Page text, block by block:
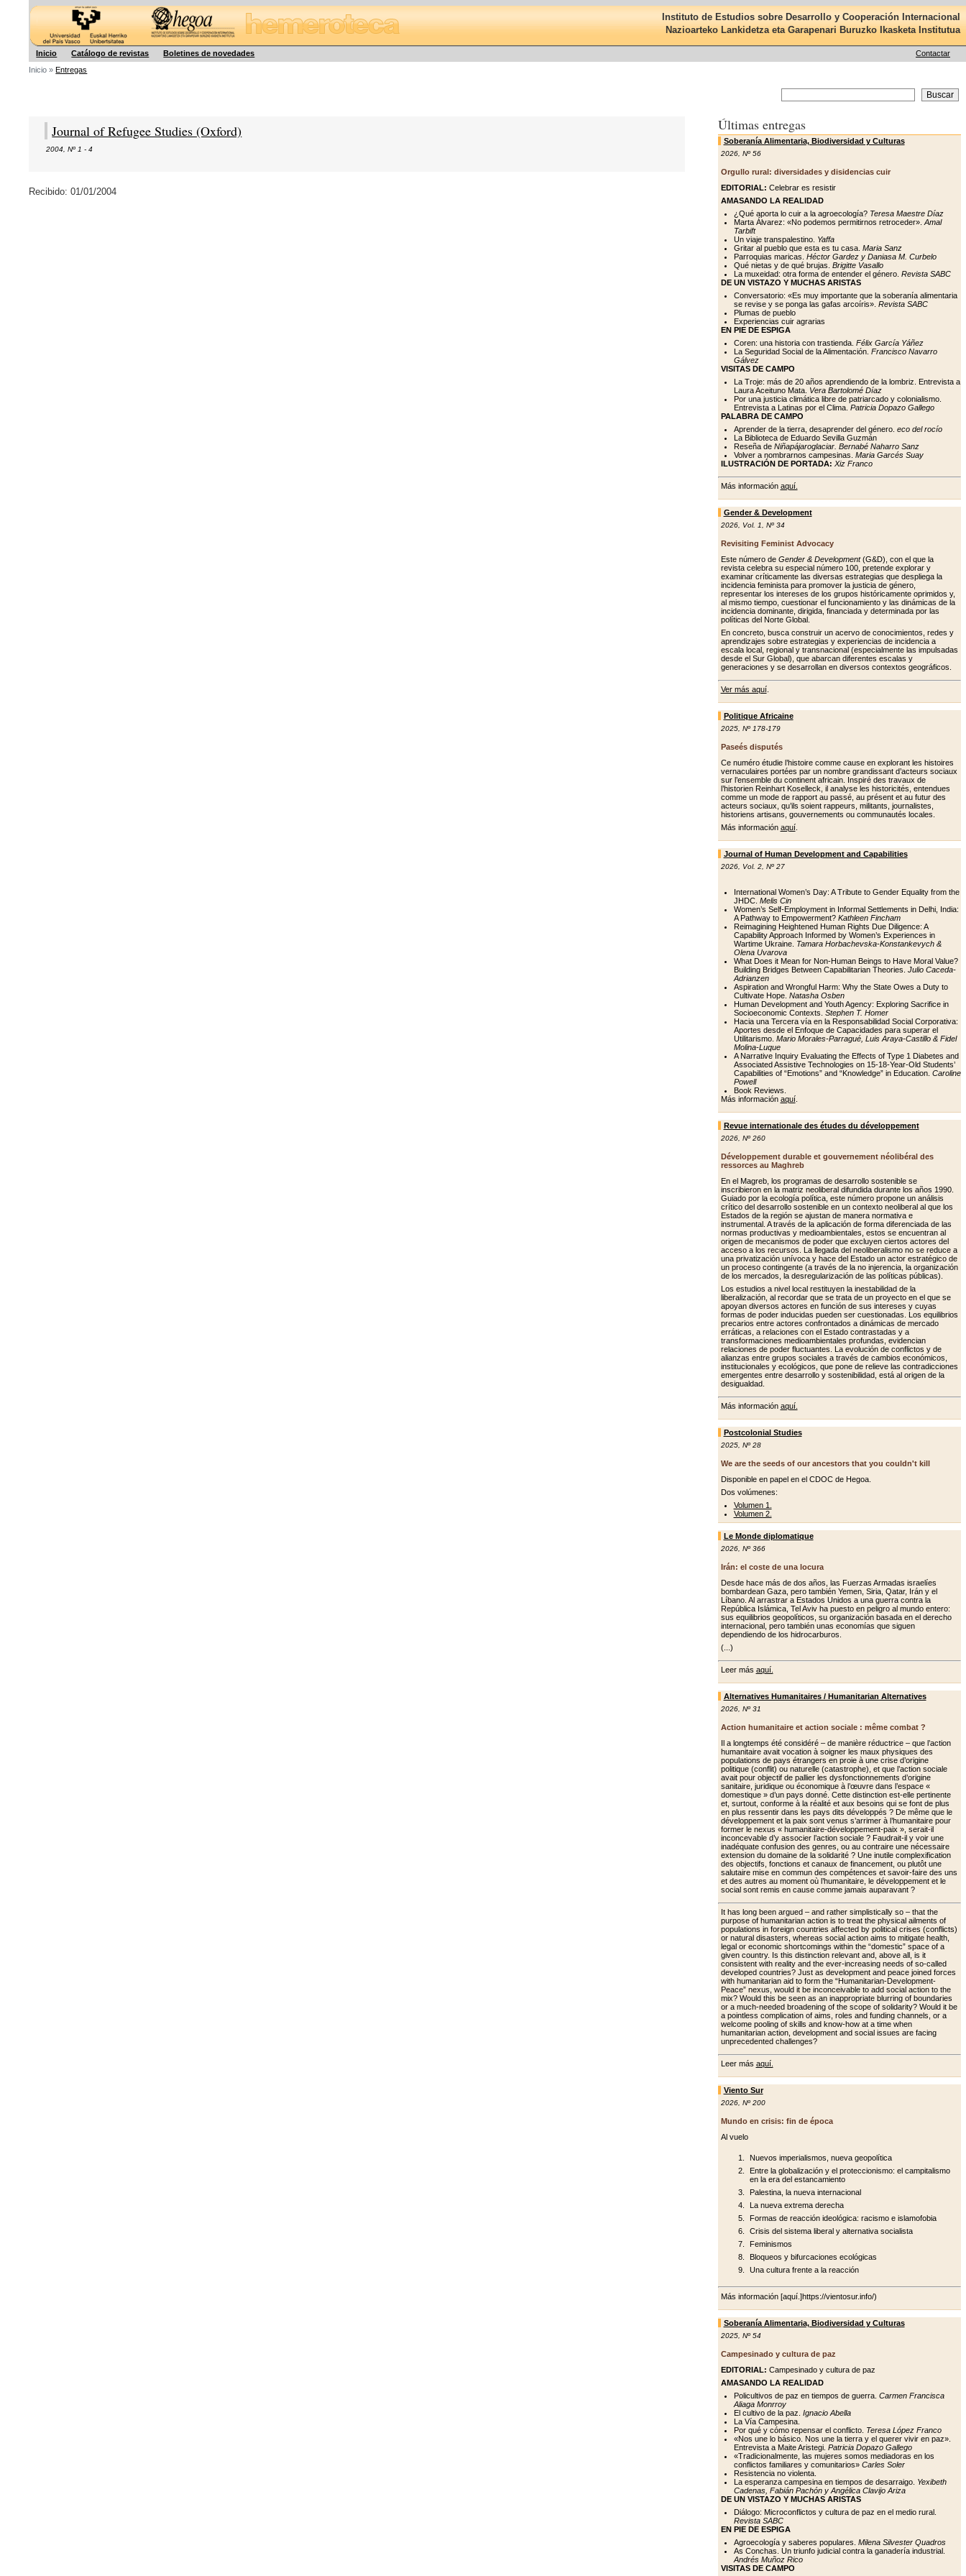
Instituto de Estudios sobre Desarrollo y Cooperación Internacional
Nazioarteko Lankidetza eta Garapenari Buruzko Ikasketa Institutua
Inicio Catálogo de revistas Boletines de novedades
Contactar
Inicio »Entregas
Últimas entregas
Soberanía Alimentaria, Biodiversidad y Culturas
2026, Nº 56
Orgullo rural: diversidades y disidencias cuir
EDITORIAL: Celebrar es resistir
AMASANDO LA REALIDAD
¿Qué aporta lo cuir a la agroecología? Teresa Maestre Díaz
Marta Álvarez: «No podemos permitirnos retroceder». Amal
Tarbift
Un viaje transpalestino. Yaffa
Gritar al pueblo que esta es tu casa. Maria Sanz
Parroquias maricas. Héctor Gardez y Daniasa M. Curbelo
Qué nietas y de qué brujas. Brigitte Vasallo
La muxeidad: otra forma de entender el género. Revista SABC
DE UN VISTAZO Y MUCHAS ARISTAS
Conversatorio: «Es muy importante que la soberanía alimentaria
se revise y se ponga las gafas arcoíris». Revista SABC
Plumas de pueblo
Experiencias cuir agrarias
EN PIE DE ESPIGA
Coren: una historia con trastienda. Félix García Yáñez
La Seguridad Social de la Alimentación. Francisco Navarro
Gálvez
VISITAS DE CAMPO
La Troje: más de 20 años aprendiendo de la lombriz. Entrevista a
Laura Aceituno Mata. Vera Bartolomé Díaz
Por una justicia climática libre de patriarcado y colonialismo.
Entrevista a Latinas por el Clima. Patricia Dopazo Gallego
PALABRA DE CAMPO
Aprender de la tierra, desaprender del género. eco del rocío
La Biblioteca de Eduardo Sevilla Guzmán
Reseña de Niñapájaroglaciar. Bernabé Naharro Sanz
Volver a nombrarnos campesinas. Maria Garcés Suay
ILUSTRACIÓN DE PORTADA: Xiz Franco
Más información aquí.
Gender & Development
2026, Vol. 1 Nº 34
Revisiting Feminist Advocacy
Este número de Gender & Development(G&D), con el que la
revista celebra su especial número 100, pretende explorar y
examinar críticamente las diversas estrategias que despliega la
incidencia feminista para promover la justicia de género,
representar los intereses de los grupos históricamente oprimidos y,
al mismo tiempo, cuestionar el funcionamiento y las dinámicas de la
incidencia dominante, dirigida, financiada y determinada por las
políticas del Norte Global.
En concreto, busca construir un acervo de conocimientos, redes y
aprendizajes sobre estrategias y experiencias de incidencia a
escala local, regional y transnacional (especialmente las impulsadas
desde el Sur Global), que abarcan diferentes escalas y
generaciones y se desarrollan en diversos contextos geográficos.
Ver más aquí.
Politique Africaine
2025, Nº 178-179
Paseés disputés
Ce numéro étudie l’histoire comme cause en explorant les histoires
vernaculaires portées par un nombre grandissant d’acteurs sociaux
sur l’ensemble du continent africain. Inspiré des travaux de
l’historien Reinhart Koselleck, il analyse les historicités, entendues
comme un mode de rapport au passé, au présent et au futur des
acteurs sociaux, qu’ils soient rappeurs, militants, journalistes,
historiens artisans, gouvernements ou communautés locales.
Más información aquí.
Journal of Human Development and Capabilities
2026, Vol. 2, Nº 27
International Women’s Day: A Tribute to Gender Equality from the
JHDC. Melis Cin
Women’s Self-Employment in Informal Settlements in Delhi, India:
A Pathway to Empowerment? Kathleen Fincham
Reimagining Heightened Human Rights Due Diligence: A
Capability Approach Informed by Women’s Experiences in
Wartime Ukraine. Tamara Horbachevska-Konstankevych &
Olena Uvarova
What Does it Mean for Non-Human Beings to Have Moral Value?
Building Bridges Between Capabilitarian Theories. Julio Caceda-
Adrianzen
Aspiration and Wrongful Harm: Why the State Owes a Duty to
Cultivate Hope. Natasha Osben
Human Development and Youth Agency: Exploring Sacrifice in
Socioeconomic Contexts. Stephen T. Homer
Hacia una Tercera vía en la Responsabilidad Social Corporativa:
Aportes desde el Enfoque de Capacidades para superar el
Utilitarismo. Mario Morales-Parragué, Luis Araya-Castillo & Fidel
Molina-Luque
A Narrative Inquiry Evaluating the Effects of Type 1 Diabetes and
Associated Assistive Technologies on 15-18-Year-Old Students’
Capabilities of “Emotions” and “Knowledge” in Education. Caroline
Powell
Book Reviews.
Más información aquí.
Revue internationale des études du développement
2026, Nº 260
Développement durable et gouvernement néolibéral des
ressorces au Maghreb
En el Magreb, los programas de desarrollo sostenible se
inscribieron en la matriz neoliberal difundida durante los años 1990.
Guiado por la ecología política, este número propone un análisis
crítico del desarrollo sostenible en un contexto neoliberal al que los
Estados de la región se ajustan de manera normativa e
instrumental. A través de la aplicación de forma diferenciada de las
normas productivas y medioambientales, estos se encuentran al
origen de mecanismos de poder que excluyen ciertos actores del
acceso a los recursos. La llegada del neoliberalismo no se reduce a
una privatización unívoca y hace del Estado un actor estratégico de
un proceso contingente (a través de la no injerencia, la organización
de los mercados, la desregularización de las políticas públicas).
Los estudios a nivel local restituyen la inestabilidad de la
liberalización, al recordar que se trata de un proyecto en el que se
apoyan diversos actores en función de sus intereses y cuyas
formas de poder inducidas pueden ser cuestionadas. Los equilibrios
precarios entre actores confrontados a dinámicas de mercado
erráticas, a relaciones con el Estado contrastadas y a
transformaciones medioambientales profundas, evidencian
relaciones de poder fluctuantes. La evolución de conflictos y de
alianzas entre grupos sociales a través de cambios económicos,
institucionales y ecológicos, que pone de relieve las contradicciones
emergentes entre desarrollo y sostenibilidad, está al origen de la
desigualdad.
Más información aquí.
Postcolonial Studies
2025, Nº 28
We are the seeds of our ancestors that you couldn't kill
Disponible en papel en el CDOC de Hegoa.
Dos volúmenes:
Volumen 1.
Volumen 2.
Le Monde diplomatique
2026, Nº 366
Irán: el coste de una locura
Desde hace más de dos años, las Fuerzas Armadas israelíes
bombardean Gaza, pero también Yemen, Siria, Qatar, Irán y el
Líbano. Al arrastrar a Estados Unidos a una guerra contra la
República Islámica, Tel Aviv ha puesto en peligro al mundo entero:
sus equilibrios geopolíticos, su organización basada en el derecho
internacional, pero también unas economías que siguen
dependiendo de los hidrocarburos.
(...)
Leer más aquí.
Alternatives Humanitaires / Humanitarian Alternatives
2026, Nº 31
Action humanitaire et action sociale : même combat ?
Il a longtemps été considéré – de manière réductrice – que l’action
humanitaire avait vocation à soigner les maux physiques des
populations de pays étrangers en proie à une crise d’origine
politique (conflit) ou naturelle (catastrophe), et que l’action sociale
avait pour objectif de pallier les dys­fonctionnements d’origine
sanitaire, juridique ou économique à l’œuvre dans l’espace «
domestique » d’un pays donné. Cette distinction est-elle pertinente
et, surtout, conforme à la réalité et aux besoins qui se font de plus
en plus ressentir dans les pays dits développés ? De même que le
dévelop­pement et la paix sont venus s’arrimer à l’humanitaire pour
former le nexus « humanitaire-développement-paix », serait-il
inconcevable d’y associer l’ac­tion sociale ? Faudrait-il y voir une
ina­déquate confusion des genres, ou au contraire une nécessaire
extension du domaine de la solidarité ? Une inutile complexification
des objectifs, fonc­tions et canaux de financement, ou plu­tôt une
salutaire mise en commun des compétences et savoir-faire des uns
et des autres au moment où l’humanitaire, le développement et le
social sont remis en cause comme jamais auparavant ?
It has long been argued – and rather simplistically so – that the
purpose of humanitarian action is to treat the physical ailments of
populations in foreign countries affected by political crises (conflicts)
or natural disasters, whereas social action aims to mitigate health,
legal or economic shortcomings within the “domestic” space of a
giv­en country. Is this distinction relevant and, above all, is it
consistent with re­ality and the ever-increasing needs of so-called
developed countries? Just as development and peace joined forc­es
with humanitarian aid to form the “Humanitarian-Development-
Peace” nexus, would it be inconceivable to add social action to the
mix? Would this be seen as an inappropriate blurring of boundaries
or a much-needed broad­ening of the scope of solidarity? Would it be
a pointless complication of aims, roles and funding channels, or a
wel­come pooling of skills and know-how at a time when
humanitarian action, de­velopment and social issues are facing
unprecedented challenges?
Leer más aquí.
Viento Sur
2026, Nº 200
Mundo en crisis: fin de época
Al vuelo
Nuevos imperialismos, nueva geopolítica
Entre la globalización y el proteccionismo: el campitalismo
en la era del estancamiento
Palestina, la nueva internacional
La nueva extrema derecha
Formas de reacción ideológica: racismo e islamofobia
Crisis del sistema liberal y alternativa socialista
Feminismos
Bloqueos y bifurcaciones ecológicas
Una cultura frente a la reacción
Más información [aquí.]https://vientosur.info/)
Soberanía Alimentaria, Biodiversidad y Culturas
2025, Nº 54
Campesinado y cultura de paz
EDITORIAL: Campesinado y cultura de paz
AMASANDO LA REALIDAD
Policultivos de paz en tiempos de guerra. Carmen Francisca
Aliaga Monrroy
El cultivo de la paz. Ignacio Abella
La Vía Campesina.
Por qué y cómo repensar el conflicto. Teresa López Franco
«Nos une lo básico. Nos une la tierra y el querer vivir en paz».
Entrevista a Maite Aristegi. Patricia Dopazo Gallego
«Tradicionalmente, las mujeres somos mediadoras en los
conflictos familiares y comunitarios» Carles Soler
Resistencia no violenta.
La esperanza campesina en tiempos de desarraigo. Yexibeth
Cadenas, Fabián Pachón y Angélica Clavijo Ariza
DE UN VISTAZO Y MUCHAS ARISTAS
Diálogo: Microconflictos y cultura de paz en el medio rural.
Revista SABC
EN PIE DE ESPIGA
Agroecología y saberes populares. Milena Silvester Quadros
As Conchas. Un triunfo judicial contra la ganadería industrial.
Andrés Muñoz Rico
VISITAS DE CAMPO
Journal of Refugee Studies (Oxford)
2004 ,Nº 1 - 4
Recibido: 01/01/2004